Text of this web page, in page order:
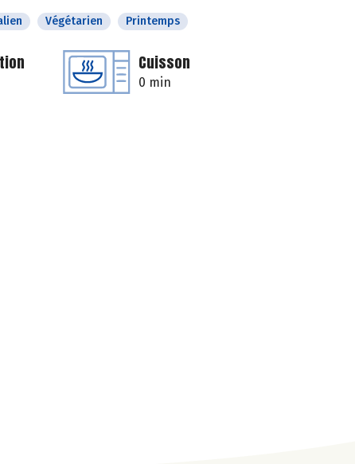
Végétarien Printemps
Cuisson
0 min